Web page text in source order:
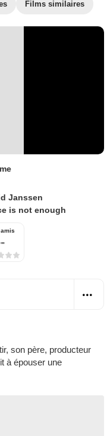
Films similaires
Janssen
is not enough
son père, producteur
à épouser une